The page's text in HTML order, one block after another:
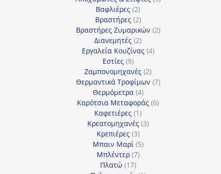
Βαφλιέρες 22
προϊόντα
Βραστήρες 22
προϊόντα
Βραστήρες Ζυμαρικών 22
Διανεμητές 22
προϊόντα
Εργαλεία Κουζίνας 44
Εστίες 99
προϊόντα
Ζαμπονομηχανές 22
προϊόντα
Θερμαντικά Τροφίμων 77
Θερμόμετρα 44
προϊόντα
Καρότσια Μεταφοράς 66
Καφετιέρες 11
προϊόν
Κρεατομηχανές 33
Κρεπιέρες 33
προϊόντα
Μπαιν Μαρί 55
Μπλέντερ 77
Πλατώ 1717